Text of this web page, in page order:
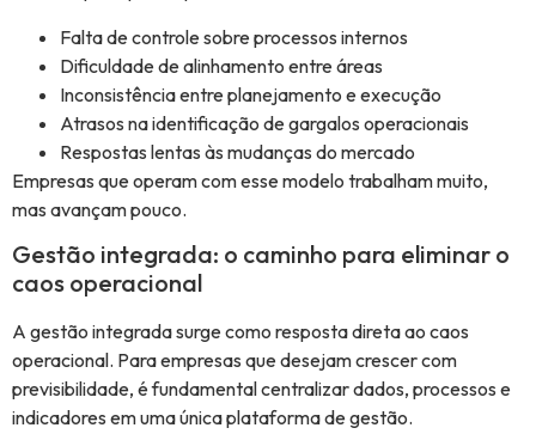
Falta de controle sobre processos internos
Dificuldade de alinhamento entre áreas
Inconsistência entre planejamento e execução
Atrasos na identificação de gargalos operacionais
Respostas lentas às mudanças do mercado
Empresas que operam com esse modelo trabalham muito,
mas avançam pouco.
Gestão integrada: o caminho para eliminar o
caos operacional
A gestão integrada surge como resposta direta ao caos
operacional. Para empresas que desejam crescer com
previsibilidade, é fundamental centralizar dados, processos e
indicadores em uma única plataforma de gestão.